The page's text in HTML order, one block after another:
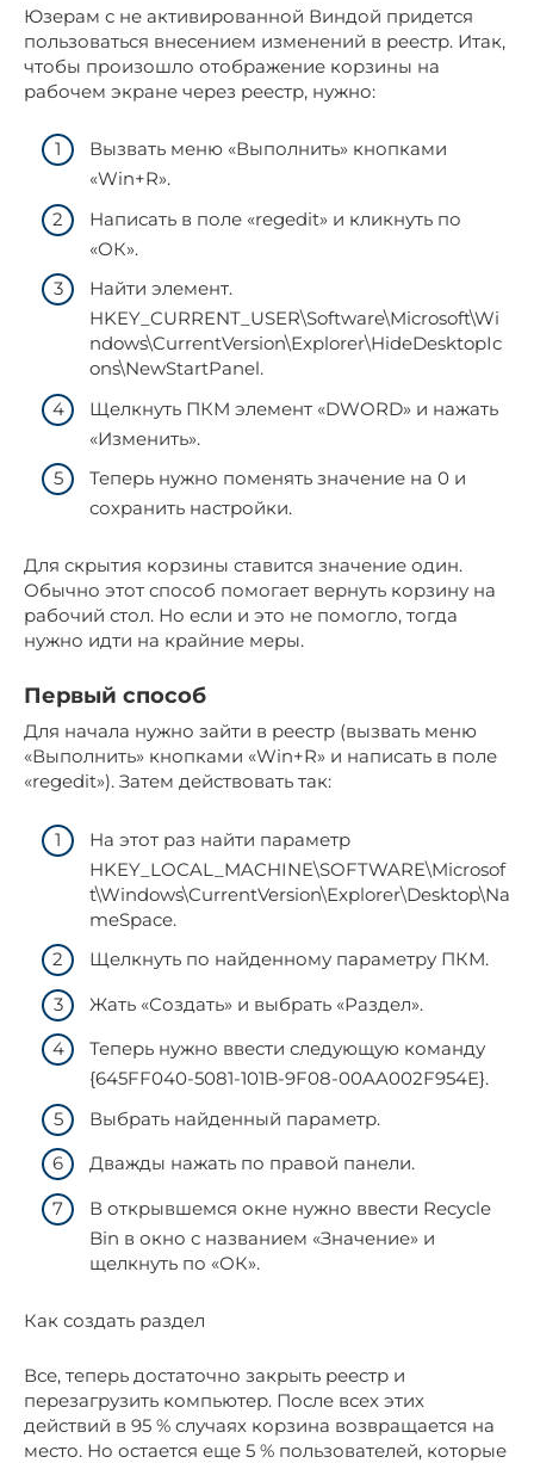
Юзерам с не активированной Виндой придется
пользоваться внесением изменений в реестр. Итак,
чтобы произошло отображение корзины на
рабочем экране через реестр, нужно:
Вызвать меню «Выполнить» кнопками
«Win+R».
Написать в поле «regedit» и кликнуть по
«ОК».
Найти элемент.
HKEY_CURRENT_USER\Software\Microsoft\Wi
ndows\CurrentVersion\Explorer\HideDesktopIc
ons\NewStartPanel.
Щелкнуть ПКМ элемент «DWORD» и нажать
«Изменить».
Теперь нужно поменять значение на 0 и
сохранить настройки.
Для скрытия корзины ставится значение один.
Обычно этот способ помогает вернуть корзину на
рабочий стол. Но если и это не помогло, тогда
нужно идти на крайние меры.
Первый способ
Для начала нужно зайти в реестр (вызвать меню
«Выполнить» кнопками «Win+R» и написать в поле
«regedit»). Затем действовать так:
На этот раз найти параметр
HKEY_LOCAL_MACHINE\SOFTWARE\Microsof
t\Windows\CurrentVersion\Explorer\Desktop\Na
meSpace.
Щелкнуть по найденному параметру ПКМ.
Жать «Создать» и выбрать «Раздел».
Теперь нужно ввести следующую команду
{645FF040-5081-101B-9F08-00AA002F954E}.
Выбрать найденный параметр.
Дважды нажать по правой панели.
В открывшемся окне нужно ввести Recycle
Bin в окно с названием «Значение» и
щелкнуть по «ОК».
Как создать раздел
Все, теперь достаточно закрыть реестр и
перезагрузить компьютер. После всех этих
действий в 95 % случаях корзина возвращается на
место. Но остается еще 5 % пользователей, которые